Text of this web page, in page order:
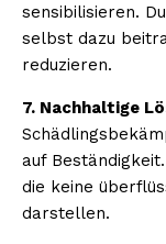
sensibilisieren.
selbst dazu
reduzieren.
7. Nachhaltige
auf
die keine
darstellen.